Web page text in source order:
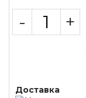
- +
Доставка